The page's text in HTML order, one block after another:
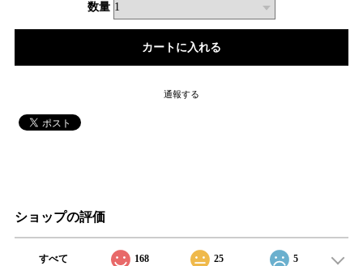
数量
通報する
ショップの評価
すべて 168 25 5